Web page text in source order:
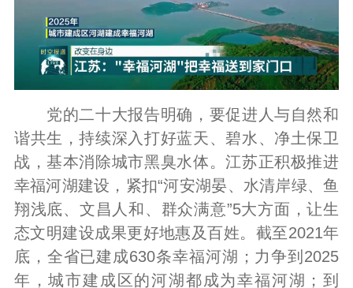
党的二十大报告明确，要促进人与自然和
谐共生，持续深入打好蓝天、碧水、净土保卫
战，基本消除城市黑臭水体。江苏正积极推进
幸福河湖建设，紧扣“河安湖晏、水清岸绿、鱼
翔浅底、文昌人和、群众满意”5大方面，让生
态文明建设成果更好地惠及百姓。截至2021年
底，全省已建成630条幸福河湖；力争到2025
年，城市建成区的河湖都成为幸福河湖；到